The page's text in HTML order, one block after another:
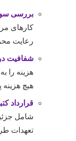
بررسی
کارهای
رعایت
شفافیت
هزینه را
هیچ هزینه
قرارداد
شامل
تعهدات